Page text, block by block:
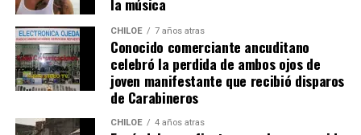
CHILOE 7 años atras
Conocido comerciante ancuditano
celebró la perdida de ambos ojos de
joven manifestante que recibió disparos
de Carabineros
CHILOE 4 años atras